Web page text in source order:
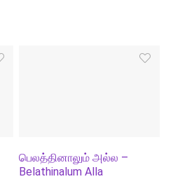
பெலத்தினாலும் அல்ல –
Belathinalum Alla